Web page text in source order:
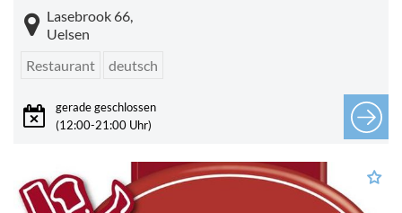
Lasebrook 66,
Uelsen
Restaurant
deutsch
gerade geschlossen
(12:00-21:00 Uhr)